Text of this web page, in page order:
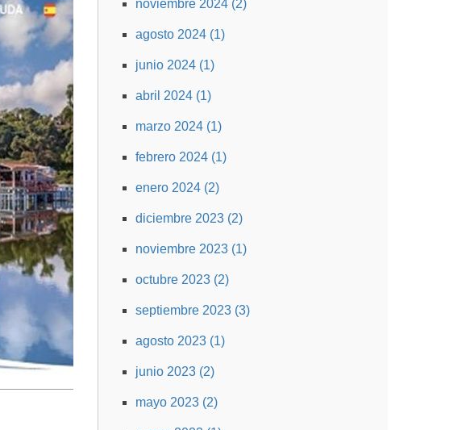
noviembre 2024 (2)
agosto 2024 (1)
junio 2024 (1)
abril 2024 (1)
marzo 2024 (1)
febrero 2024 (1)
enero 2024 (2)
diciembre 2023 (2)
noviembre 2023 (1)
octubre 2023 (2)
septiembre 2023 (3)
agosto 2023 (1)
junio 2023 (2)
mayo 2023 (2)